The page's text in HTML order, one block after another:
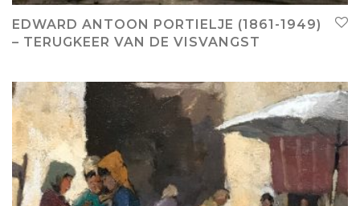
EDWARD ANTOON PORTIELJE (1861-1949)
– TERUGKEER VAN DE VISVANGST